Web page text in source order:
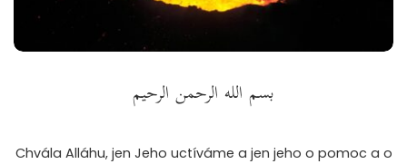
بسم الله الرحمن الرحيم
Chvála Alláhu, jen Jeho uctíváme a jen jeho o pomoc a o